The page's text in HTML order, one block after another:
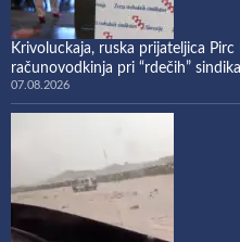
Krivoluckaja, ruska prijateljica
računovodkinja pri “rdečih”
07.08.2026